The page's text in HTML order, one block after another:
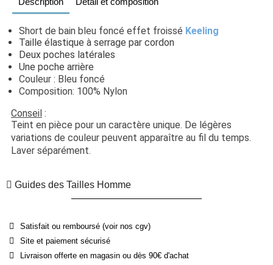
Short de bain bleu foncé effet froissé Keeling
Taille élastique à serrage par cordon
Deux poches latérales
Une poche arrière
Couleur : Bleu foncé
Composition: 100% Nylon
Conseil :
Teint en pièce pour un caractère unique. De légères
variations de couleur peuvent apparaître au fil du temps.
Laver séparément.
Guides des Tailles Homme
Satisfait ou remboursé (voir nos cgv)
Site et paiement sécurisé
Livraison offerte en magasin ou dès 90€ d'achat